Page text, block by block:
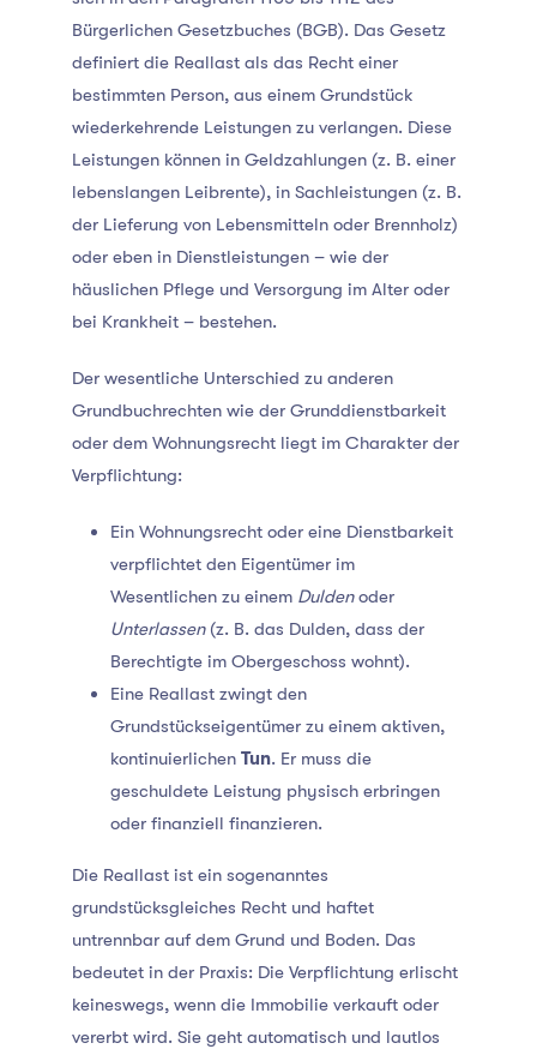
Bürgerlichen Gesetzbuches (BGB). Das Gesetz
definiert die Reallast als das Recht einer
bestimmten Person, aus einem Grundstück
wiederkehrende Leistungen zu verlangen. Diese
Leistungen können in Geldzahlungen (z. B. einer
lebenslangen Leibrente), in Sachleistungen (z. B.
der Lieferung von Lebensmitteln oder Brennholz)
oder eben in Dienstleistungen – wie der
häuslichen Pflege und Versorgung im Alter oder
bei Krankheit – bestehen.
Der wesentliche Unterschied zu anderen
Grundbuchrechten wie der Grunddienstbarkeit
oder dem Wohnungsrecht liegt im Charakter der
Verpflichtung:
Ein Wohnungsrecht oder eine Dienstbarkeit
verpflichtet den Eigentümer im
Wesentlichen zu einem Duldenoder
Unterlassen(z. B. das Dulden, dass der
Berechtigte im Obergeschoss wohnt).
Eine Reallast zwingt den
Grundstückseigentümer zu einem aktiven,
kontinuierlichen Tun. Er muss die
geschuldete Leistung physisch erbringen
oder finanziell finanzieren.
Die Reallast ist ein sogenanntes
grundstücksgleiches Recht und haftet
untrennbar auf dem Grund und Boden. Das
bedeutet in der Praxis: Die Verpflichtung erlischt
keineswegs, wenn die Immobilie verkauft oder
vererbt wird. Sie geht automatisch und lautlos